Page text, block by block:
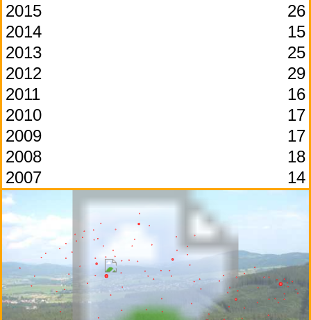
2015
26
2014
15
2013
25
2012
29
2011
16
2010
17
2009
17
2008
18
2007
14